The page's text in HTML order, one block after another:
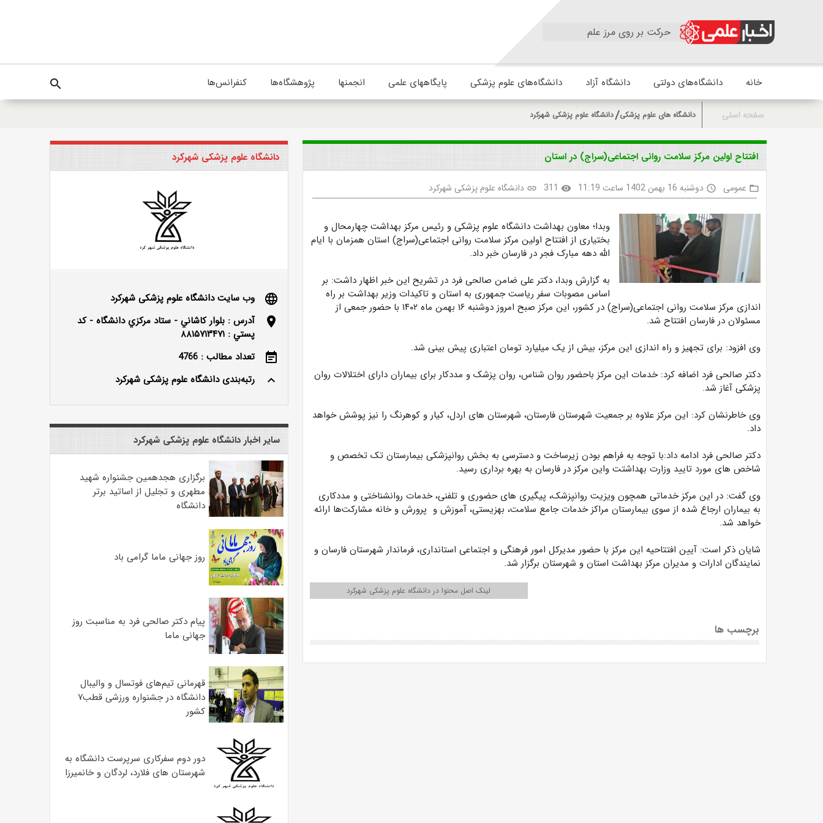
حرکت بر روی مرز علم
خانه دانشگاه‌های دولتی دانشگاه آزاد دانشگاه‌های علوم پزشکی پایگاههای علمی انجمنها پژوهشگاه‌ها کنفرانس‌ها search
صفحه اصلی دانشگاه های علوم پزشکی دانشگاه علوم پزشکی شهرکرد
افتتاح اولین مرکز سلامت روانی اجتماعی(سراج) در استان
folder_open عمومی access_time دوشنبه 16 بهمن 1402 ساعت 11:19 visibility
311
link دانشگاه علوم پزشکی شهرکرد
وبدا؛ معاون بهداشت دانشگاه علوم پزشکی و رئیس مرکز بهداشت چهارمحال و
بختیاری از افتتاح اولین مرکز سلامت روانی اجتماعی(سراج) استان همزمان با ایام
الله دهه مبارک فجر در فارسان خبر داد.
به گزارش وبدا، دکتر علی ضامن صالحی فرد در تشریح این خبر اظهار داشت: بر
اساس مصوبات سفر ریاست جمهوری به استان و تاکیدات وزیر بهداشت بر راه
اندازی مرکز سلامت روانی اجتماعی(سراج) در کشور، این مرکز صبح امروز دوشنبه ۱۶ بهمن ماه ۱۴۰۲ با حضور جمعی از
مسئولان در فارسان افتتاح شد.
وی افزود: برای تجهیز و راه اندازی این مرکز، بیش از یک میلیارد تومان اعتباری پیش بینی شد.
دکتر صالحی فرد اضافه کرد: خدمات این مرکز باحضور روان شناس، روان پزشک و مددکار برای بیماران دارای اختلالات روان
پزشکی آغاز شد.
وی خاطرنشان کرد: این مرکز علاوه بر جمعیت شهرستان فارستان، شهرستان های اردل، کیار و کوهرنگ را نیز پوشش خواهد
داد.
دکتر صالحی فرد ادامه داد:با توجه به فراهم بودن زیرساخت و دسترسی به بخش روانپزشکی بیمارستان تک تخصص و
شاخص های مورد تایید وزارت بهداشتت واین مرکز در فارسان به بهره برداری رسید.
وی گفت: در این مرکز خدماتی همچون ویزیت روانپزشک، پیگیری های حضوری و تلفنی، خدمات روانشناختی و مددکاری
به بیماران ارجاع شده از سوی بیمارستان مراکز خدمات جامع سلامت، بهزیستی، آموزش و پرورش و خانه مشارکت‌ها ارائه
خواهد شد.
شایان ذکر است: آیین افتتاحیه این مرکز با حضور مدیرکل امور فرهنگی و اجتماعی استانداری، فرماندار شهرستان فارسان و
نمایندگان ادارات و مدیران مرکز بهداشت استان و شهرستان برگزار شد.
لینک اصل محتوا در دانشگاه علوم پزشکی شهرکرد
برچسب ها
دانشگاه علوم پزشکی شهرکرد
language
وب سایت دانشگاه علوم پزشکی شهرکرد
location_on
آدرس : بلوار كاشاني - ستاد مركزي دانشگاه - كد
پستي : ۸۸۱۵۷۱۳۴۷۱
event_note
تعداد مطالب : 4766
keyboard_arrow_up
رتبه‌بندی دانشگاه علوم پزشکی شهرکرد
سایر اخبار دانشگاه علوم پزشکی شهرکرد
برگزاری هجدهمین جشنواره شهید
مطهری و تجلیل از اساتید برتر
دانشگاه
روز جهانی ماما گرامی باد
پیام دکتر صالحی فرد به مناسبت روز
جهانی ماما
قهرمانی تیم‌های فوتسال و والیبال
دانشگاه در جشنواره ورزشی قطب۷
کشور
دور دوم سفرکاری سرپرست دانشگاه به
شهرستان های فلارد، لردگان و خانمیرزا